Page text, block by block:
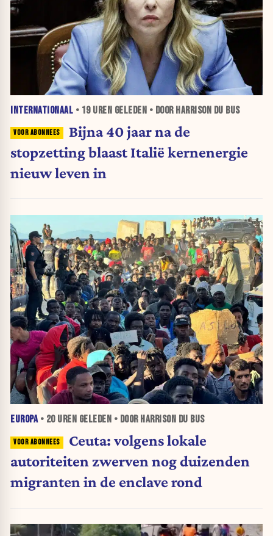
INTERNATIONAAL • 19 UREN GELEDEN • DOOR HARRISON DU BUS
Bijna 40 jaar na de
stopzetting blaast Italië kernenergie
nieuw leven in
EUROPA• 20 UREN GELEDEN • DOOR HARRISON DU BUS
Ceuta: volgens lokale
autoriteiten zwerven nog duizenden
migranten in de enclave rond